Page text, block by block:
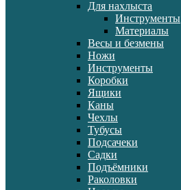
Для нахлыста
Инструменты
Материалы
Весы и безмены
Ножи
Инструменты
Коробки
Ящики
Каны
Чехлы
Тубусы
Подсачеки
Садки
Подъёмники
Раколовки